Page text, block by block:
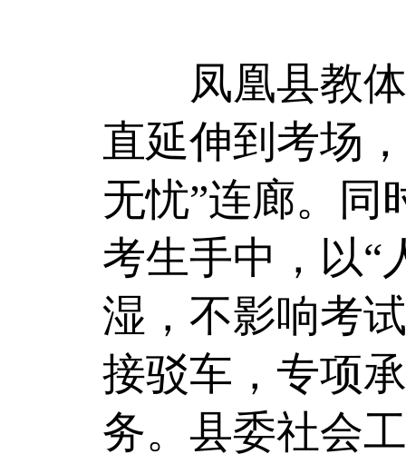
凤凰县教体
直延伸到考场
无忧”连廊。同
考生手中，以“
湿，不影响考
接驳车，专项
务。县委社会